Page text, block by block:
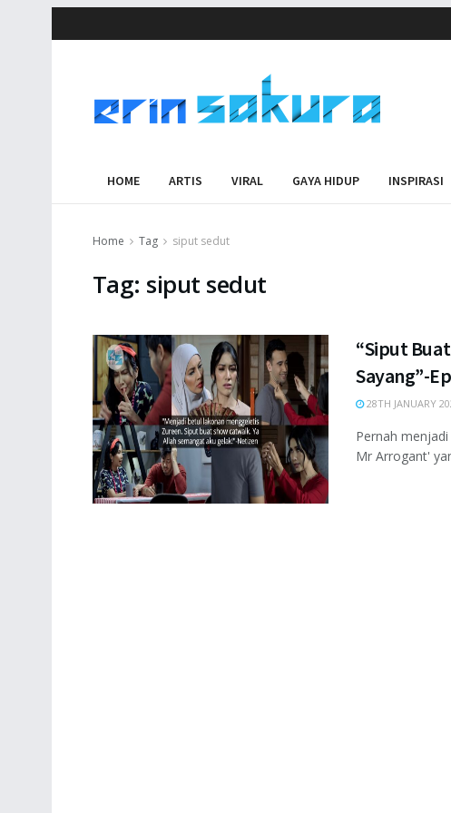
HOME ARTIS VIRAL GAYA HIDUP INSPIRASI
Home Tag siput sedut
Tag: siput sedut
“Siput
Sayang”-
28TH JANUARY
Pernah
Mr Arrogant'